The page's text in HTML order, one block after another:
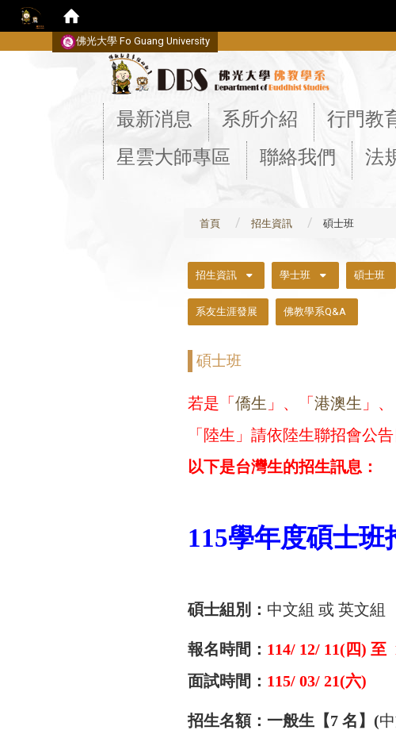
佛光大學 Fo Guang University
最新消息 系所介紹 行門教
星雲大師專區
聯絡我們 法
首頁 招生資訊 碩士班
招生資訊 學士班 碩士班
系友生涯發展 佛教學系Q&A
碩士班
若是「 僑生 」、「 港澳生 」
「陸生」請依陸生聯招會公告
以下是台灣生的招生訊息：
115學年度碩士
碩士組別： 中文組 或 英文組
報名時間： 114/ 12/ 11(四) 至
面試時間： 115/ 03/ 21(六)
招生名額：一般生【7 名】(